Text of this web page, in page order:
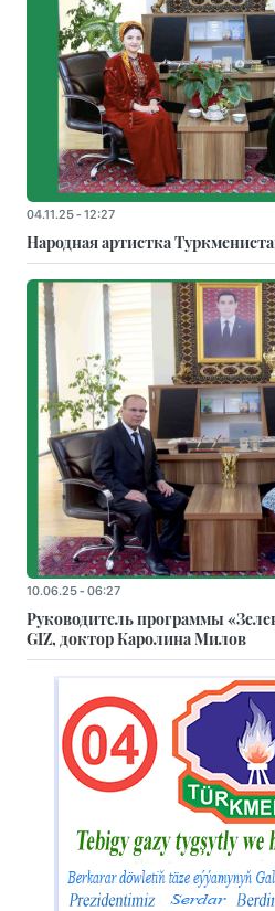
04.11.25 - 12:27
Народная артистка
10.06.25 - 06:27
Руководитель программы
GIZ, доктор Каролина Милов